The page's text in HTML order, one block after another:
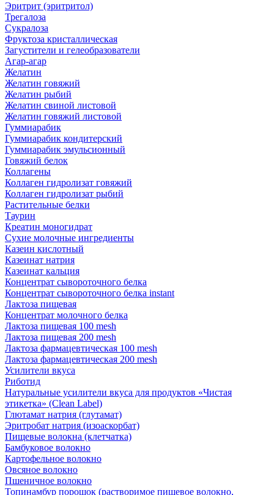
Эритрит (эритритол)
Трегалоза
Сукралоза
Фруктоза кристаллическая
Загустители и гелеобразователи
Агар-агар
Желатин
Желатин говяжий
Желатин рыбий
Желатин свиной листовой
Желатин говяжий листовой
Гуммиарабик
Гуммиарабик кондитерский
Гуммиарабик эмульсионный
Говяжий белок
Коллагены
Коллаген гидролизат говяжий
Коллаген гидролизат рыбий
Растительные белки
Таурин
Креатин моногидрат
Сухие молочные ингредиенты
Казеин кислотный
Казеинат натрия
Казеинат кальция
Концентрат сывороточного белка
Концентрат сывороточного белка instant
Лактоза пищевая
Концентрат молочного белка
Лактоза пищевая 100 mesh
Лактоза пищевая 200 mesh
Лактоза фармацевтическая 100 mesh
Лактоза фармацевтическая 200 mesh
Усилители вкуса
Риботид
Натуральные усилители вкуса для продуктов «Чистая
этикетка» (Clean Label)
Глютамат натрия (глутамат)
Эритробат натрия (изоаскорбат)
Пищевые волокна (клетчатка)
Бамбуковое волокно
Картофельное волокно
Овсяное волокно
Пшеничное волокно
Топинамбур порошок (растворимое пищевое волокно,